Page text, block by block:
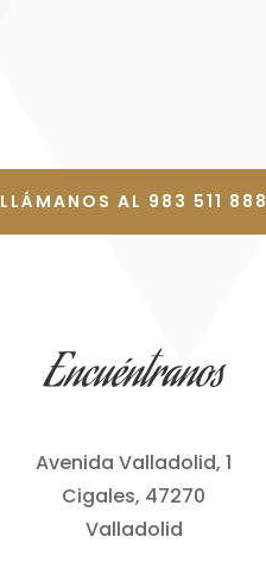
LLÁMANOS AL 983 511 888
Encuéntranos
Avenida Valladolid, 1
Cigales, 47270
Valladolid